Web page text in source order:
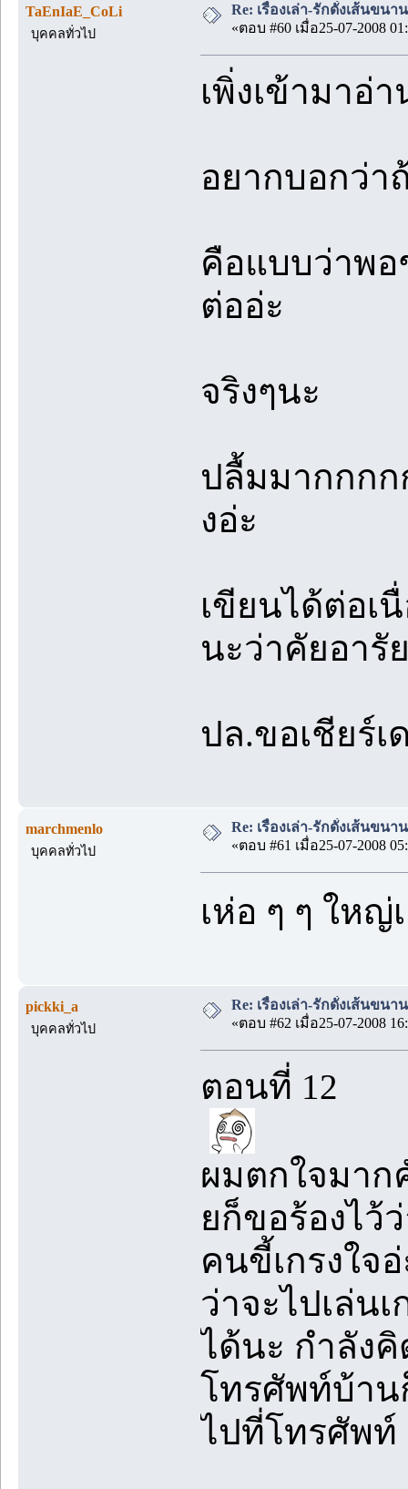
TaEnIaE_CoLi
บุคคลทั่วไป
Re: เรื่องเล่า-รักดั่งเส้นขน
«ตอบ #60 เมื่อ25-07-2008
เพิ่งเข้ามาอ่
อยากบอกว่า
คือแบบว่าพอ
ต่ออ่ะ
จริงๆนะ
ปลื้มมากกกก
งอ่ะ
เขียนได้ต่อเ
นะว่าคัยอารั
ปล.ขอเชียร์
marchmenlo
บุคคลทั่วไป
Re: เรื่องเล่า-รักดั่งเส้นขน
«ตอบ #61 เมื่อ25-07-2008
เห่อ ๆ ๆ ใหญ่
pickki_a
บุคคลทั่วไป
Re: เรื่องเล่า-รักดั่งเส้นขน
«ตอบ #62 เมื่อ25-07-2008
ตอนที่ 12
ผมตกใจมาก
ยก็ขอร้องไว้
คนขี้เกรงใจ
ว่าจะไปเล่น
ได้นะ กำลัง
โทรศัพท์บ้าน
ไปที่โทรศัพท์